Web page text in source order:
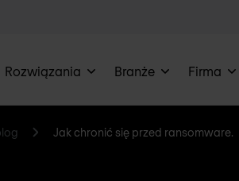
Rozwiązania Branże Firma
Jak chronić się przed ransomware.